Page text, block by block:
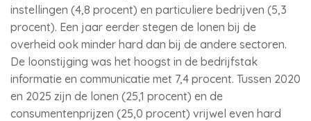
instellingen (4,8 procent) en particuliere bedrijven (5,3
procent). Een jaar eerder stegen de lonen bij de
overheid ook minder hard dan bij de andere sectoren.
De loonstijging was het hoogst in de bedrijfstak
informatie en communicatie met 7,4 procent. Tussen 2020
en 2025 zijn de lonen (25,1 procent) en de
consumentenprijzen (25,0 procent) vrijwel even hard